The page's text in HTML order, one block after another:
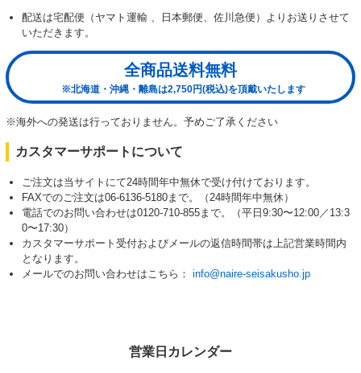
配送は宅配便（ヤマト運輸 、日本郵便、佐川急便）よりお送りさせて
いただきます。
全商品送料無料
※北海道・沖縄・離島は2,750円(税込)を頂戴いたします
※海外への発送は行っておりません。予めご了承ください
カスタマーサポートについて
ご注文は当サイトにて24時間年中無休で受け付けております。
FAXでのご注文は06-6136-5180まで。（24時間年中無休）
電話でのお問い合わせは0120-710-855まで。（平日9:30〜12:00／13:3
0〜17:30）
カスタマーサポート受付およびメールの返信時間帯は上記営業時間内
となります。
メールでのお問い合わせはこちら： info@naire-seisakusho.jp
営業日カレンダー